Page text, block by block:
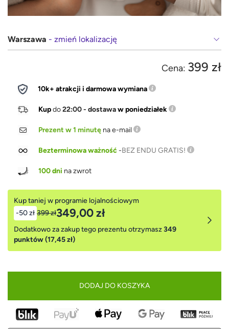
Warszawa - zmień lokalizację
Cena: 399 zł
10k+ atrakcji i darmowa wymiana
Kupdo22:00 - dostawaw poniedziałek
Prezent w 1 minutę na e-mail
Bezterminowa ważność-BEZ ENDU GRATIS!
100 dni na zwrot
Kup taniej w programie lojalnościowym
-50 zł 399 zł349,00 zł
Dodatkowo za zakup tego prezentu otrzymasz349
punktów (17,45 zł)
DODAJ DO KOSZYKA